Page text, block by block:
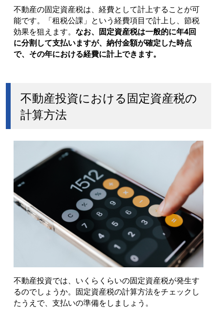
不動産の固定資産税は、経費として計上することが可
能です。「租税公課」という経費項目で計上し、節税
効果を狙えます。 なお、固定資産税は一般的に年4回
に分割して支払いますが、納付金額が確定した時点
で、その年における経費に計上できます。
不動産投資における固定資産税の
計算方法
不動産投資では、いくらくらいの固定資産税が発生す
るのでしょうか。固定資産税の計算方法をチェックし
たうえで、支払いの準備をしましょう。